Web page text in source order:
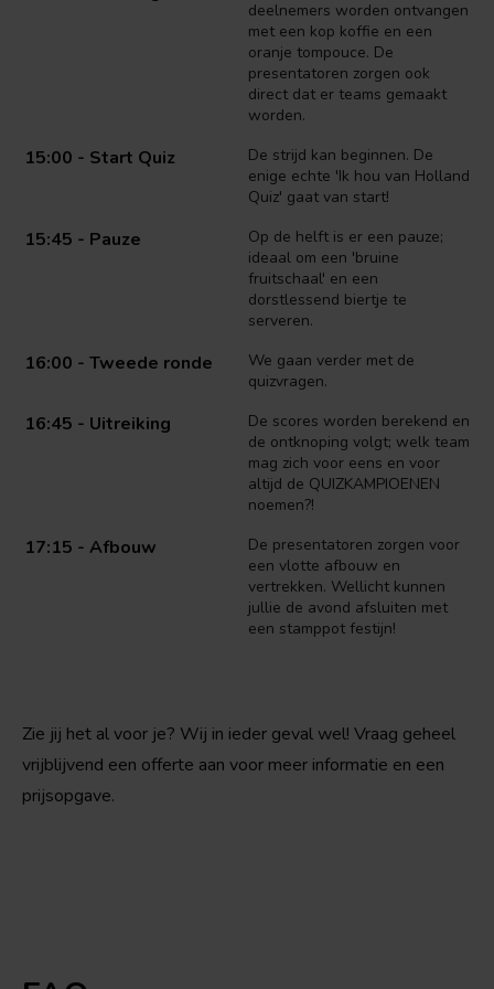
deelnemers worden ontvangen
met een kop koffie en een
oranje tompouce. De
presentatoren zorgen ook
direct dat er teams gemaakt
worden.
15:00 - Start Quiz
De strijd kan beginnen. De
enige echte 'Ik hou van Holland
Quiz' gaat van start!
15:45 - Pauze
Op de helft is er een pauze;
ideaal om een 'bruine
fruitschaal' en een
dorstlessend biertje te
serveren.
16:00 - Tweede ronde
We gaan verder met de
quizvragen.
16:45 - Uitreiking
De scores worden berekend en
de ontknoping volgt; welk team
mag zich voor eens en voor
altijd de QUIZKAMPIOENEN
noemen?!
17:15 - Afbouw
De presentatoren zorgen voor
een vlotte afbouw en
vertrekken. Wellicht kunnen
jullie de avond afsluiten met
een stamppot festijn!
Zie jij het al voor je? Wij in ieder geval wel! Vraag geheel
vrijblijvend een offerte aan voor meer informatie en een
prijsopgave.